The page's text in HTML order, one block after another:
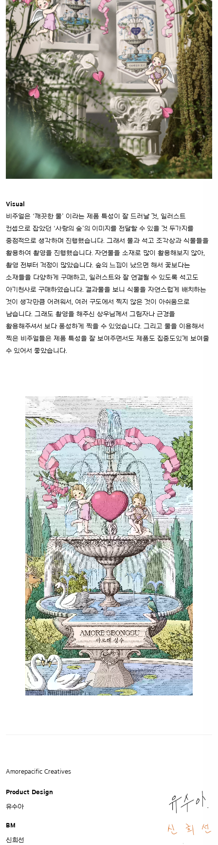
Visual
비주얼은 ‘깨끗한 물’ 이라는 제품 특성이 잘 드러날 것, 일러스트
컨셉으로 잡았던 ‘사랑의 숲’의 이미지를 전달할 수 있을 것 두가지를
중점적으로 생각하며 진행했습니다. 그래서 물과 석고 조각상과 식물들을
활용하여 촬영을 진행했습니다. 자연물을 소재로 많이 활용해보지 않아,
촬영 전부터 걱정이 많았습니다. 숲의 느낌이 났으면 해서 꽃보다는
소재들을 다양하게 구매하고, 일러스트와 잘 연결될 수 있도록 석고도
아기천사로 구매하였습니다. 결과물을 보니 식물을 자연스럽게 배치하는
것이 생각만큼 어려워서, 여러 구도에서 찍지 않은 것이 아쉬움으로
남습니다. 그래도 촬영을 해주신 상우님께서 그림자나 근경을
활용해주셔서 보다 풍성하게 찍을 수 있었습니다. 그리고 물을 이용해서
찍은 비주얼들은 제품 특성을 잘 보여주면서도 제품도 집중도있게 보여줄
수 있어서 좋았습니다.
Amorepacific Creatives
Product Design
유수아
BM
신희선